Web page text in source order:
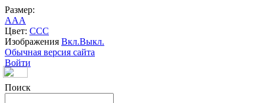
Размер:
AAA
Цвет: CCC
Изображения Вкл.Выкл.
Обычная версия сайта
Войти
Поиск